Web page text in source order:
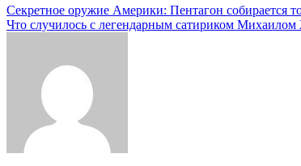
Навигация
по
Секретное оружие Америки: Пентагон собирается
Что случилось с легендарным сатириком